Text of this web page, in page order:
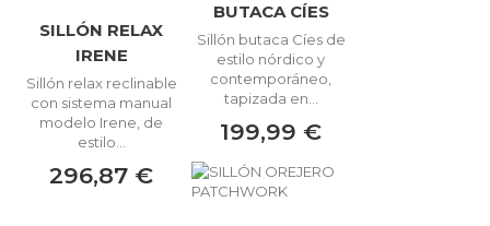
SILLÓN RELAX
IRENE
Sillón relax reclinable
con sistema manual
modelo Irene, de
estilo...
296,87 €
BUTACA CÍES
Sillón butaca Cíes de
estilo nórdico y
contemporáneo,
tapizada en...
199,99 €